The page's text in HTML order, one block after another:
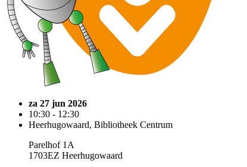
za 27 jun 2026
10:30 - 12:30
Heerhugowaard, Bibliotheek Centrum
Parelhof 1A
1703EZ Heerhugowaard